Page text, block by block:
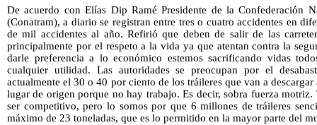
De acuerdo con Elías Dip Ramé Presidente de la Confederación
(Conatram), a diario se registran entre tres o cuatro accidentes en
de mil accidentes al año. Refirió que deben de salir de las
principalmente por el respeto a la vida ya que atentan contra la
darle preferencia a lo económico estemos sacrificando vidas
cualquier utilidad. Las autoridades se preocupan por el
actualmente el 30 o 40 por ciento de los tráileres que van a
lugar de origen porque no hay trabajo. Es decir, sobra fuerza
ser competitivo, pero lo somos por que 6 millones de tráileres
máximo de 23 toneladas, que es lo permitido en la mayor parte del